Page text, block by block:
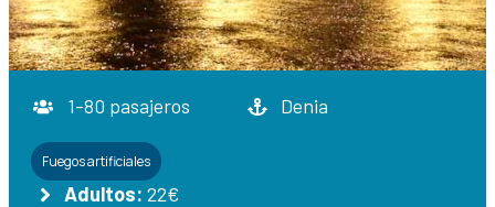
1-80 pasajeros Denia
Fuegos artificiales
Adultos: 22€